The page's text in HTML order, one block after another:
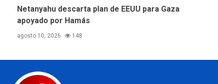
Netanyahu descarta plan de EEUU para Gaza
apoyado por Hamás
agosto 10, 2026 148